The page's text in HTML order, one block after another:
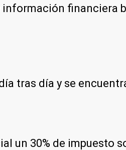
financiera
tras día y se
un 30% de impuesto